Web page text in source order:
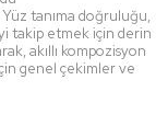
tanıma doğruluğu,
takip etmek için derin
akıllı kompozisyon
genel çekimler ve